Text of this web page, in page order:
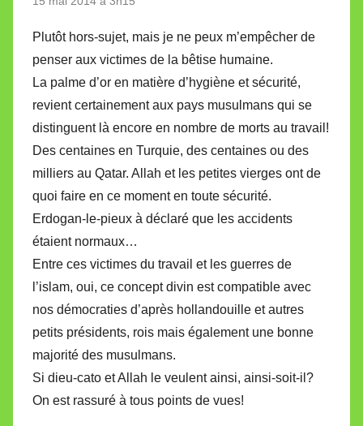
Plutôt hors-sujet, mais je ne peux m’empêcher de
penser aux victimes de la bêtise humaine.
La palme d’or en matière d’hygiène et sécurité,
revient certainement aux pays musulmans qui se
distinguent là encore en nombre de morts au travail!
Des centaines en Turquie, des centaines ou des
milliers au Qatar. Allah et les petites vierges ont de
quoi faire en ce moment en toute sécurité.
Erdogan-le-pieux à déclaré que les accidents
étaient normaux…
Entre ces victimes du travail et les guerres de
l’islam, oui, ce concept divin est compatible avec
nos démocraties d’après hollandouille et autres
petits présidents, rois mais également une bonne
majorité des musulmans.
Si dieu-cato et Allah le veulent ainsi, ainsi-soit-il?
On est rassuré à tous points de vues!